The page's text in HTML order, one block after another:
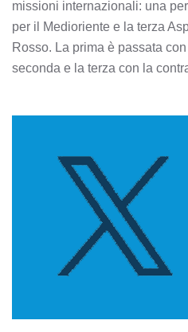
missioni internazionali: una
per il Medioriente e la terza
Rosso. La prima è passata
seconda e la terza con la